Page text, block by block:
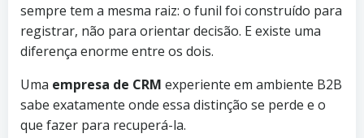
sempre tem a mesma raiz: o funil foi construído para
registrar, não para orientar decisão. E existe uma
diferença enorme entre os dois.
Uma empresa de CRM experiente em ambiente B2B
sabe exatamente onde essa distinção se perde e o
que fazer para recuperá-la.